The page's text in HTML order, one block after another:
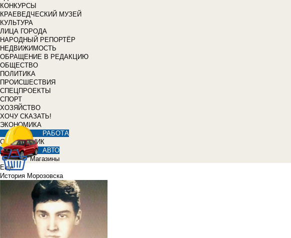
КОНКУРСЫ
КРАЕВЕДЧЕСКИЙ МУЗЕЙ
КУЛЬТУРА
ЛИЦА ГОРОДА
НАРОДНЫЙ РЕПОРТЁР
НЕДВИЖИМОСТЬ
ОБРАЩЕНИЕ В РЕДАКЦИЮ
ОБЩЕСТВО
ПОЛИТИКА
ПРОИСШЕСТВИЯ
СПЕЦПРОЕКТЫ
СПОРТ
ХОЗЯЙСТВО
ХОЧУ СКАЗАТЬ!
ЭКОНОМИКА
РАБОТА
СПРАВОЧНИК
АВТО
Магазины
Еще
История Морозовска